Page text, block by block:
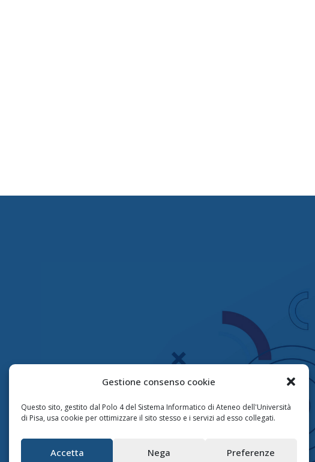
Gestione consenso cookie
Questo sito, gestito dal Polo 4 del Sistema Informatico di Ateneo dell'Università
di Pisa, usa cookie per ottimizzare il sito stesso e i servizi ad esso collegati.
Accetta Nega Preferenze